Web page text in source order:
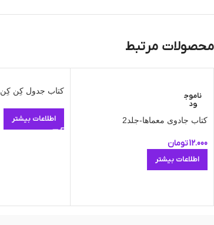
محصولات مرتبط
ناموج
ود
کتاب جادوی معماها-جلد2
12.000تومان
اطلاعات بیشتر
کتاب جدول کِن کِن
اطلاعات بیشتر